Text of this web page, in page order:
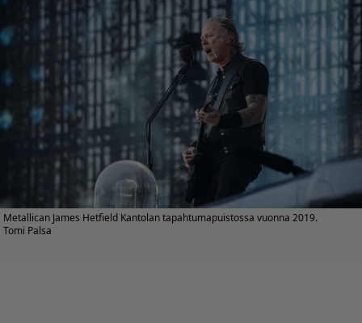
Metallican James Hetfield Kantolan tapahtumapuistossa vuonna 2019.
Tomi Palsa